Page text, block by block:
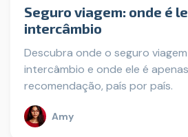
Seguro viagem: onde é
intercâmbio
Descubra onde o seguro
intercâmbio e onde ele é
recomendação, país por país.
Amy